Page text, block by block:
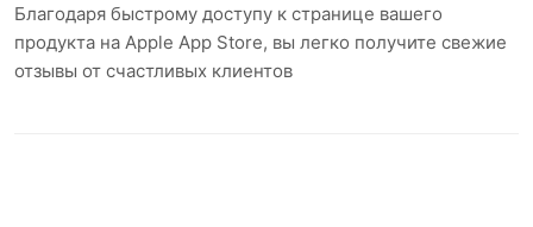
Благодаря быстрому доступу к странице вашего
продукта на Apple App Store, вы легко получите свежие
отзывы от счастливых клиентов